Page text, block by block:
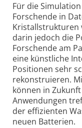
Für die
Forschende in
Kristallstrukturen
darin jedoch die
Forschende am
eine künstliche
Positionen sehr
rekonstruieren.
können in
Anwendungen
der effizienten
neuen Batterien.